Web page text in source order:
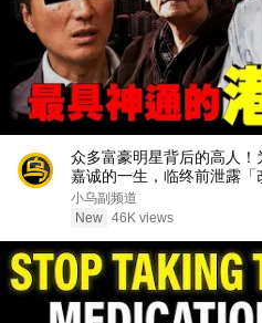
众多富豪明星背后的高人
嘉诚的一生，临终前泄露「
忙碌碌却赚不到钱？1小时
Xiaowu 小乌]
小乌副频道
New 46K views